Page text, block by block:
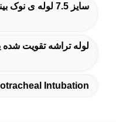
سایز 7.5 لوله ی نوک بینی,اندازه 7.5 تجهیزات تزریق بینی,تزریق پیش سازان به داخل بینی
لوله تراشه تقویت شده
Intubation